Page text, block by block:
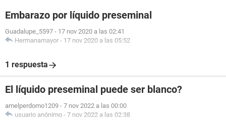
Embarazo por líquido preseminal
Guadalupe_5597 - 17 nov 2020 a las 02:41
Hermanamayor - 17 nov 2020 a las 05:52
1 respuesta
El líquido preseminal puede ser blanco?
amelperdomo1209 - 7 nov 2022 a las 00:00
usuario anónimo - 7 nov 2022 a las 02:38